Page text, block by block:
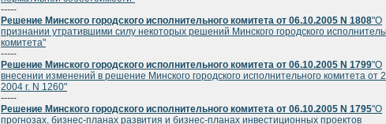
-----
Решение Минского городского исполнительного комитета от 06.10.2005 N 1808"О
признании утратившими силу некоторых решений Минского городского
комитета"
-----
Решение Минского городского исполнительного комитета от 06.10.2005 N 1799"О
внесении изменений в решение Минского городского исполнительного комитета от
2004 г. N 1260"
-----
Решение Минского городского исполнительного комитета от 06.10.2005 N 1795"О
прогнозах, бизнес-планах развития и бизнес-планах инвестиционных проектов